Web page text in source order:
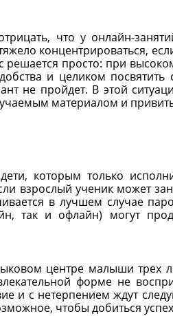
что у онлайн-
концентрироваться,
решается просто: при
и целиком
не пройдет. В этой
материалом и
которым только
взрослый ученик может
в лучшем случае
так и офлайн) могут
центре малыши трех
форме не
и с нетерпением ждут
чтобы добиться